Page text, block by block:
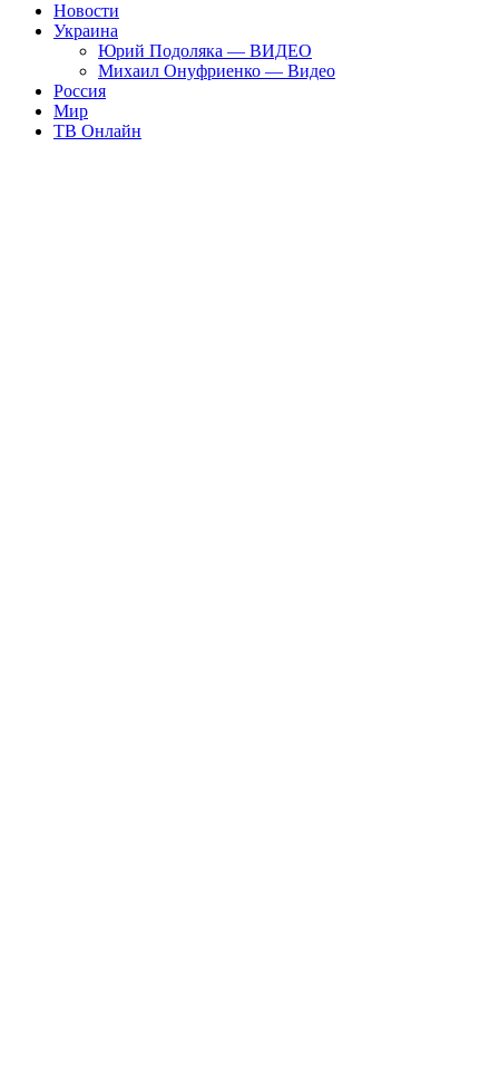
Новости
Украина
Юрий Подоляка — ВИДЕО
Михаил Онуфриенко — Видео
Россия
Мир
ТВ Онлайн